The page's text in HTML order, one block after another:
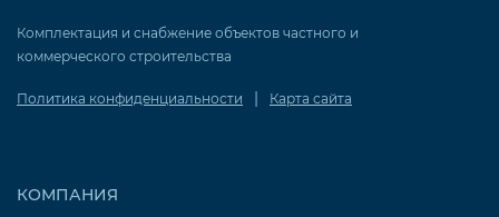
Комплектация и снабжение объектов частного и
коммерческого строительства
Политика конфиденциальности | Карта сайта
КОМПАНИЯ